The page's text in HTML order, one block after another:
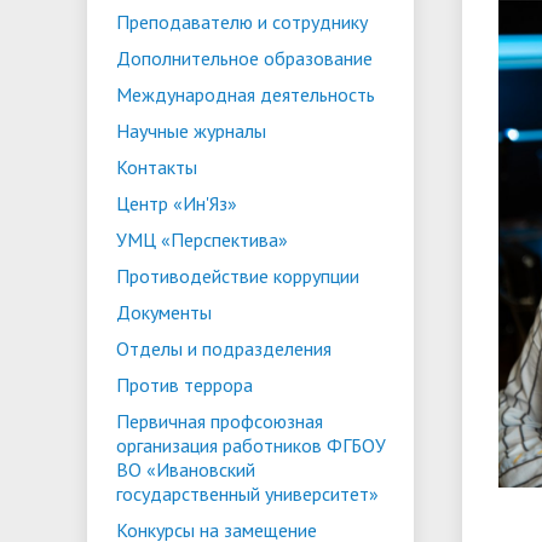
• Конкурсы на замещение
должностей
•
• Координационный центр ИвГУ
• Вход
• Олимпиада "Большие надежды
малых городов"
ориентации и содействия
трудоустройству выпускников
«Карьера»
•
• Платные образовательные услуги
• Стипендии и меры поддержки
обучающихся
•
• Абитуриенту
•
• Организация питания в
образовательной организации
Преподавателю и сотруднику
Дополнительное образование
Международная деятельность
Научные журналы
Контакты
Центр «Ин'Яз»
УМЦ «Перспектива»
Противодействие коррупции
Документы
Отделы и подразделения
Против террора
Первичная профсоюзная
организация работников ФГБОУ
ВО «Ивановский
государственный университет»
Конкурсы на замещение